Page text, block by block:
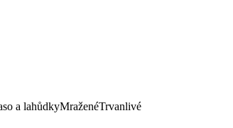
a lahůdkyMraženéTrvanlivé